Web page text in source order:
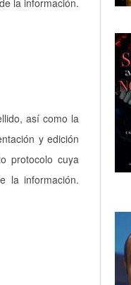
la información.
así como la
y edición
protocolo cuya
la información.